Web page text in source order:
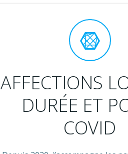
AFFECTIONS
DURÉE ET
COVID